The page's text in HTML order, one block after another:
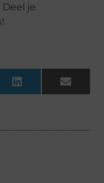
je
LinkedInEmail